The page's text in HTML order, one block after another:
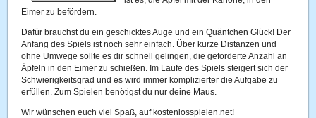
Eimer zu befördern.
Dafür brauchst du ein geschicktes Auge und ein Quäntchen Glück! Der
Anfang des Spiels ist noch sehr einfach. Über kurze Distanzen und
ohne Umwege sollte es dir schnell gelingen, die geforderte Anzahl an
Äpfeln in den Eimer zu schießen. Im Laufe des Spiels steigert sich der
Schwierigkeitsgrad und es wird immer komplizierter die Aufgabe zu
erfüllen. Zum Spielen benötigst du nur deine Maus.
Wir wünschen euch viel Spaß, auf kostenlosspielen.net!